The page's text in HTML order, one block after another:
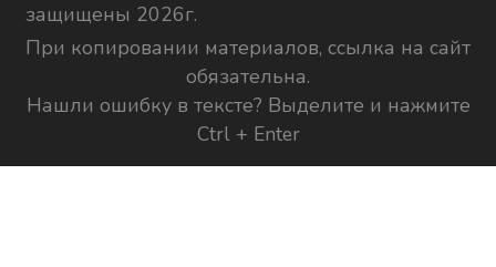
защищены 2026г.
При копировании материалов, ссылка на сайт
обязательна.
Нашли ошибку в тексте? Выделите и нажмите
Ctrl + Enter